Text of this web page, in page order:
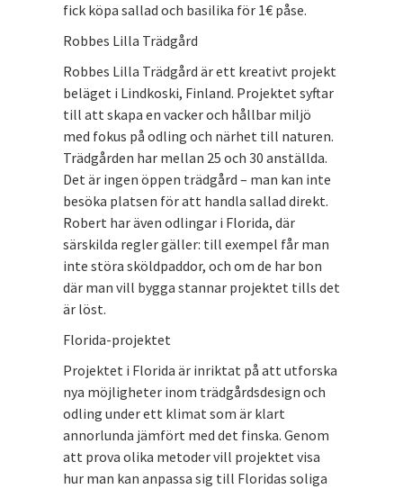
fick köpa sallad och basilika för 1€ påse.
Robbes Lilla Trädgård
Robbes Lilla Trädgård är ett kreativt projekt
beläget i Lindkoski, Finland. Projektet syftar
till att skapa en vacker och hållbar miljö
med fokus på odling och närhet till naturen.
Trädgården har mellan 25 och 30 anställda.
Det är ingen öppen trädgård – man kan inte
besöka platsen för att handla sallad direkt.
Robert har även odlingar i Florida, där
särskilda regler gäller: till exempel får man
inte störa sköldpaddor, och om de har bon
där man vill bygga stannar projektet tills det
är löst.
Florida-projektet
Projektet i Florida är inriktat på att utforska
nya möjligheter inom trädgårdsdesign och
odling under ett klimat som är klart
annorlunda jämfört med det finska. Genom
att prova olika metoder vill projektet visa
hur man kan anpassa sig till Floridas soliga